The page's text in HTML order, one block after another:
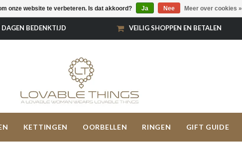
BEDENKTIJD VEILIG SHOPPEN EN BETALEN
KETTINGEN OORBELLEN RINGEN GIFT GUIDE
onze website te verbeteren. Is dat akkoord? Ja Nee Meer over cookies »